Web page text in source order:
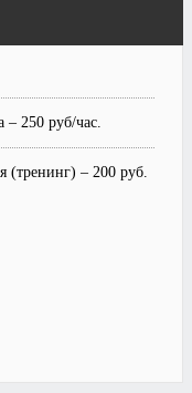
– 250 руб/час.
(тренинг) – 200 руб.